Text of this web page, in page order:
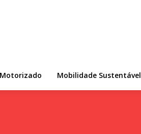
Mobilidade Sustentável